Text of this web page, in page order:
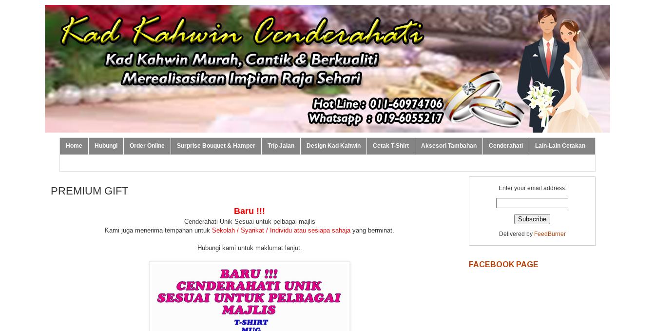
Home Hubungi Order Online Surprise Bouquet & Hamper Trip Jalan Design Kad Kahwin Cetak T-Shirt Aksesori Tambahan Cenderahati Lain-Lain Cetakan
PREMIUM GIFT
Baru !!!
Cenderahati Unik Sesuai untuk pelbagai majlis
Kami juga menerima tempahan untuk Sekolah / Syarikat / Individu atau sesiapa sahaja yang berminat.
Hubungi kami untuk maklumat lanjut.
Enter your email address:
Delivered by FeedBurner
FACEBOOK PAGE